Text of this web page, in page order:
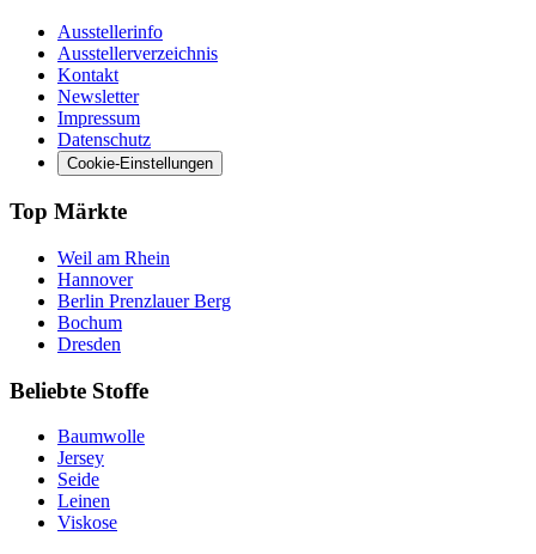
Ausstellerinfo
Ausstellerverzeichnis
Kontakt
Newsletter
Impressum
Datenschutz
Cookie-Einstellungen
Top Märkte
Weil am Rhein
Hannover
Berlin Prenzlauer Berg
Bochum
Dresden
Beliebte Stoffe
Baumwolle
Jersey
Seide
Leinen
Viskose